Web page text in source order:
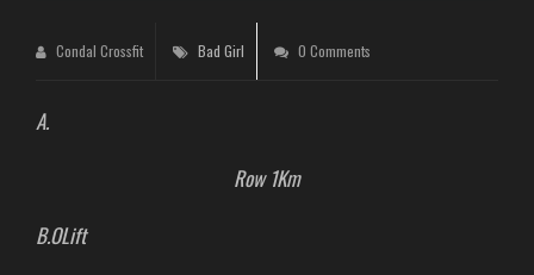
Condal Crossfit Bad Girl 0 Comments
A.
Row 1Km
B.OLift